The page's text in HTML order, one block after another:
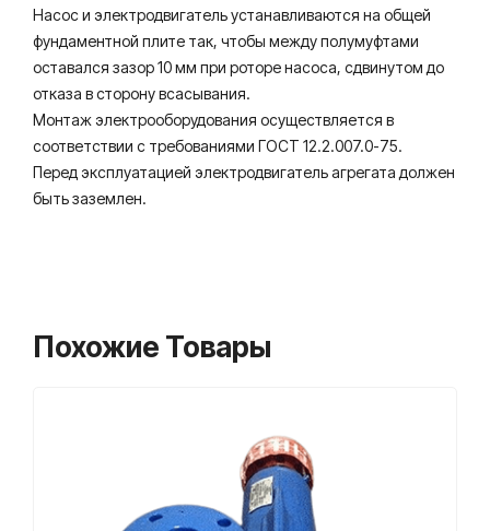
Насос и электродвигатель устанавливаются на общей
фундаментной плите так, чтобы между полумуфтами
оставался зазор 10 мм при роторе насоса, сдвинутом до
отказа в сторону всасывания.
Монтаж электрооборудования осуществляется в
соответствии с требованиями ГОСТ 12.2.007.0-75.
Перед эксплуатацией электродвигатель агрегата должен
быть заземлен.
Похожие Товары